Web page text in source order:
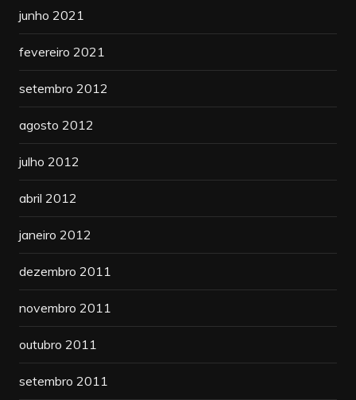
junho 2021
fevereiro 2021
setembro 2012
agosto 2012
julho 2012
abril 2012
janeiro 2012
dezembro 2011
novembro 2011
outubro 2011
setembro 2011